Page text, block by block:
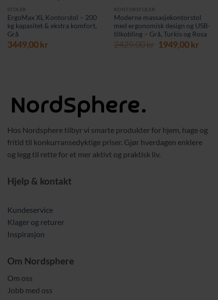
STOLER
ErgoMax XL Kontorstol – 200
kg kapasitet & ekstra komfort,
Grå
3449,00kr
KONTORSTOLER
Moderne massasjekontorstol
med ergonomisk design og USB-
tilkobling – Grå, Turkis og Rosa
2429,00kr Opprinnelig
1949,00kr
Hos Nordsphere tilbyr vi smarte produkter for hjem, hage og
fritid til konkurransedyktige priser. Gjør hverdagen enklere
og legg til rette for et mer aktivt og praktisk liv.
Hjelp & kontakt
Kundeservice
Klager og returer
Inspirasjon
Om Nordsphere
Om oss
Jobb med oss